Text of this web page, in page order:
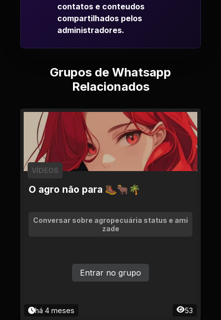
contatos e conteudos
compartilhados pelos
administradores.
Grupos de Whatsapp
Relacionados
O agro não para 🥾🐂🌴
VÍDEOS
Conversar sobre agropecuária status e ami
zade
há 4 meses 53
Entrar no grupo